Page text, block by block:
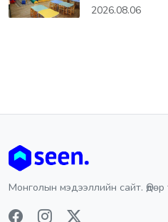
2026.08.06
Монголын мэдээллийн сайт.